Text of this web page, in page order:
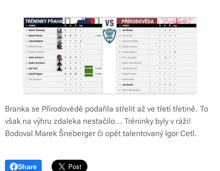
Branka se Přírodovědě podařila střelit až ve třetí třetině. To
však na výhru zdaleka nestačilo... Tréninky byly v ráži!
Bodoval Marek Šneberger či opět talentovaný Igor Cetl.
Share